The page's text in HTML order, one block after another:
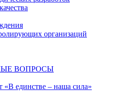
организаций
ВОПРОСЫ
«В единстве – наша сила»